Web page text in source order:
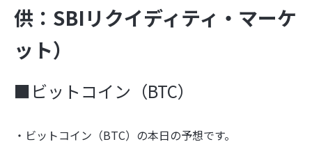
供：SBIリクイディティ・マーケ
ット）
■ビットコイン（BTC）
・ビットコイン（BTC）の本日の予想です。